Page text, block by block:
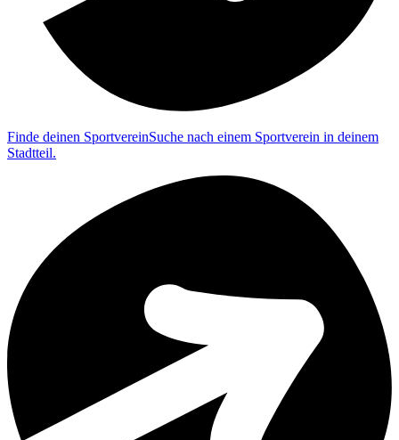
Finde deinen SportvereinSuche nach einem Sportverein in deinem
Stadtteil.